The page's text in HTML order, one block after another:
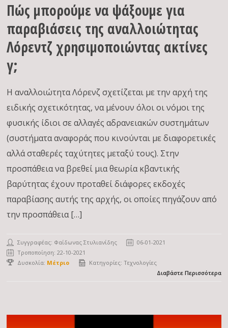
Πώς μπορούμε να ψάξουμε για
παραβιάσεις της αναλλοιώτητας
Λόρεντζ χρησιμοποιώντας ακτίνες
γ;
Η αναλλοιώτητα Λόρενζ σχετίζεται με την αρχή της
ειδικής σχετικότητας, να μένουν όλοι οι νόμοι της
φυσικής ίδιοι σε αλλαγές αδρανειακών συστημάτων
(συστήματα αναφοράς που κινούνται με διαφορετικές
αλλά σταθερές ταχύτητες μεταξύ τους). Στην
προσπάθεια να βρεθεί μια θεωρία κβαντικής
βαρύτητας έχουν προταθεί διάφορες εκδοχές
παραβίασης αυτής της αρχής, οι οποίες πηγάζουν από
την προσπάθεια […]
Συγγραφέας: Φαίδωνας Στυλιανίδης
06-01-2021
Τροποποίηση: 22-10-2021
Δυσκολία: Μέτριο Κατηγορίες:Τεχνολογίες
Διαβάστε Περισσότερα